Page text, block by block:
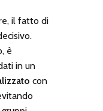
il fatto di
è
in un
con